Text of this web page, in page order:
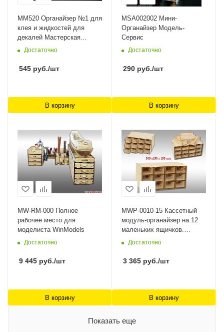
MM520 Органайзер №1 для
клея и жидкостей для
декалей Мастерская
Мажор Моделс
Достаточно
545 руб./шт
В корзину
MSA002002 Мини-
Органайзер Модель-
Сервис
Достаточно
290 руб./шт
В корзину
MW-RM-000 Полное
рабочее место для
моделиста WinModels
Достаточно
9 445 руб./шт
В корзину
MWP-0010-15 Касcетный
модуль-органайзер на 12
маленьких ящичков.
WinModels
Достаточно
3 365 руб./шт
В корзину
Показать еще